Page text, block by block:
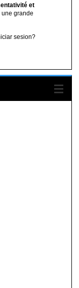
et
grande
sesion?